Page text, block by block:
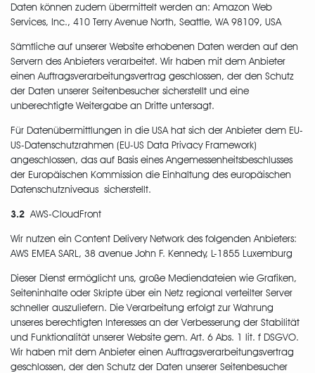
Daten können zudem übermittelt werden an: Amazon Web
Services, Inc., 410 Terry Avenue North, Seattle, WA 98109, USA
Sämtliche auf unserer Website erhobenen Daten werden auf den
Servern des Anbieters verarbeitet. Wir haben mit dem Anbieter
einen Auftragsverarbeitungsvertrag geschlossen, der den Schutz
der Daten unserer Seitenbesucher sicherstellt und eine
unberechtigte Weitergabe an Dritte untersagt.
Für Datenübermittlungen in die USA hat sich der Anbieter dem EU-
US-Datenschutzrahmen (EU-US Data Privacy Framework)
angeschlossen, das auf Basis eines Angemessenheitsbeschlusses
der Europäischen Kommission die Einhaltung des europäischen
Datenschutzniveaus sicherstellt.
3.2 AWS-CloudFront
Wir nutzen ein Content Delivery Network des folgenden Anbieters:
AWS EMEA SARL, 38 avenue John F. Kennedy, L-1855 Luxemburg
Dieser Dienst ermöglicht uns, große Mediendateien wie Grafiken,
Seiteninhalte oder Skripte über ein Netz regional verteilter Server
schneller auszuliefern. Die Verarbeitung erfolgt zur Wahrung
unseres berechtigten Interesses an der Verbesserung der Stabilität
und Funktionalität unserer Website gem. Art. 6 Abs. 1 lit. f DSGVO.
Wir haben mit dem Anbieter einen Auftragsverarbeitungsvertrag
geschlossen, der den Schutz der Daten unserer Seitenbesucher